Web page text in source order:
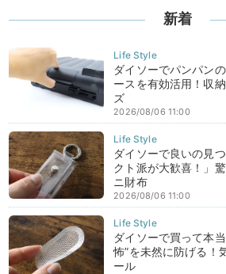
新着
ダイソーでパンパン
ースを有効活用！収
ズ
2026/08/06 11:00
ダイソーで良いの見
クト派が大歓喜！」
ニ財布
2026/08/06 11:00
ダイソーで買って本
怖”を未然に防げる！
ール